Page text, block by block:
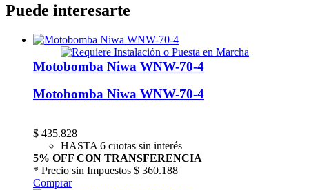
Puede interesarte
Motobomba Niwa WNW-70-4
Motobomba Niwa WNW-70-4
$ 435.828
HASTA 6 cuotas sin interés
5% OFF CON TRANSFERENCIA
* Precio sin Impuestos $ 360.188
Comprar